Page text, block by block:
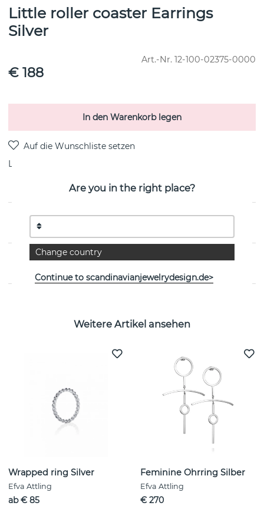
Little roller coaster Earrings
Silver
Art.-Nr. 12-100-02375-0000
€ 188
In den Warenkorb legen
Lieferung:
PRODUKTBESCHREIBUNG
EIGENSCHAFTEN
Weitere Artikel ansehen
Wrapped ring Silver
Efva Attling
ab € 85
Feminine Ohrring Silber
Efva Attling
€ 270
Are you in the right place?
Change country
Continue to scandinavianjewelrydesign.de>